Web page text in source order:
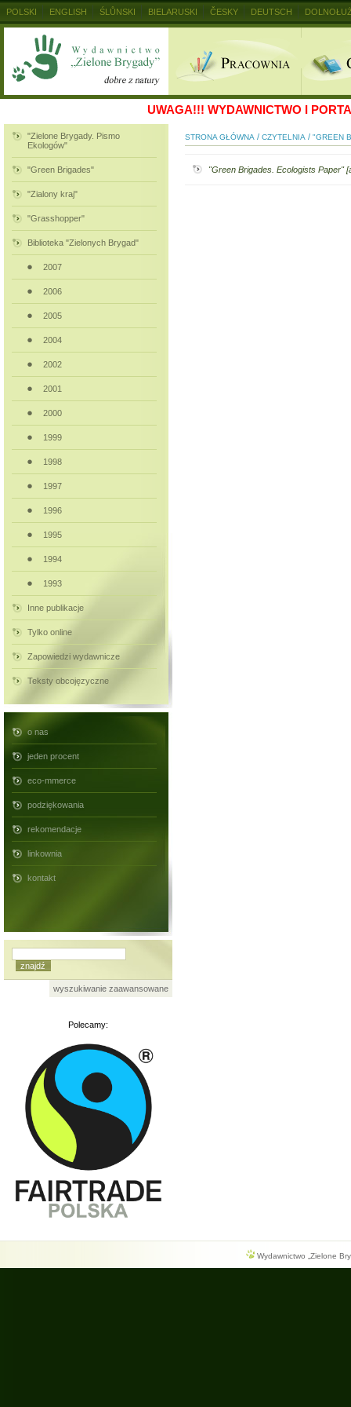
UWAGA!!! WYDAWNICTWO I
"Zielone Brygady. Pismo
Ekologów"
"Green Brigades"
"Zialony kraj"
"Grasshopper"
Biblioteka "Zielonych Brygad"
2007
2006
2005
2004
2002
2001
2000
1999
1998
1997
1996
1995
1994
1993
Inne publikacje
Tylko online
Zapowiedzi wydawnicze
Teksty obcojęzyczne
o nas
jeden procent
eco-mmerce
podziękowania
rekomendacje
linkownia
kontakt
wyszukiwanie zaawansowane
Polecamy:
STRONA GŁÓWNA / CZYTELNIA / "GREEN
"Green Brigades. Ecologists Paper"
Wydawnictwo „Zielone
POLSKI ENGLISH ŚLŮNSKI BIELARUSKI ČESKY DEUTSCH